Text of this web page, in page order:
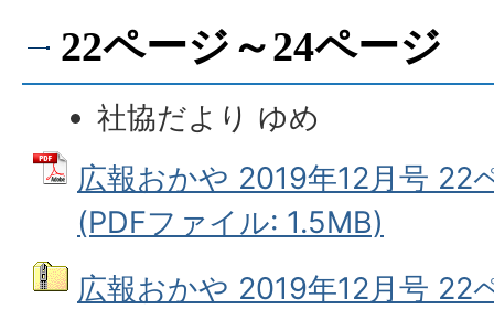
22ページ～24ページ
社協だより ゆめ
広報おかや 2019年12月号 22
(PDFファイル: 1.5MB)
広報おかや 2019年12月号 22